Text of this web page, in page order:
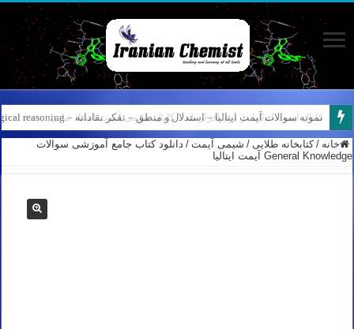
نمونه سوالات آیمت ایتالیا – استدلال و منطق – تفکر نقادانه – Logical reasoning – پارت ۷
خانه / کتابخانه طلایی / شیمی آیمت / دانلود کتاب جامع آموزشی سوالات
General Knowledge آیمت ایتالیا